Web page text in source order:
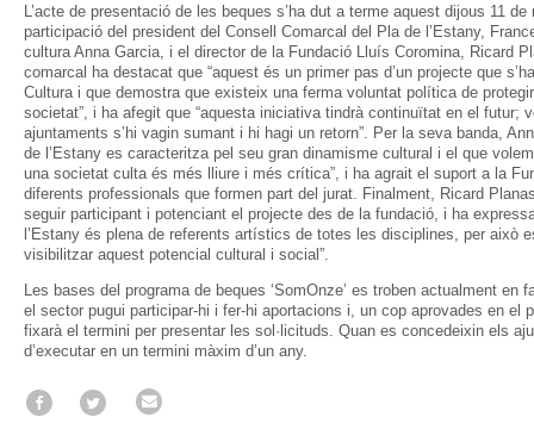
L’acte de presentació de les beques s’ha dut a terme aquest dijous 11
participació del president del Consell Comarcal del Pla de l’Estany,
cultura Anna Garcia, i el director de la Fundació Lluís Coromina, Ricard
comarcal ha destacat que “aquest és un primer pas d’un projecte que
Cultura i que demostra que existeix una ferma voluntat política de
societat”, i ha afegit que “aquesta iniciativa tindrà continuïtat en el futur;
ajuntaments s’hi vagin sumant i hi hagi un retorn”. Per la seva banda,
de l’Estany es caracteritza pel seu gran dinamisme cultural i el que
una societat culta és més lliure i més crítica”, i ha agrait el suport a la
diferents professionals que formen part del jurat. Finalment, Ricard
seguir participant i potenciant el projecte des de la fundació, i ha
l’Estany és plena de referents artístics de totes les disciplines, per això
visibilitzar aquest potencial cultural i social”.
Les bases del programa de beques ‘SomOnze’ es troben actualment en
el sector pugui participar-hi i fer-hi aportacions i, un cop aprovades en el
fixarà el termini per presentar les sol·licituds. Quan es concedeixin els
d’executar en un termini màxim d’un any.